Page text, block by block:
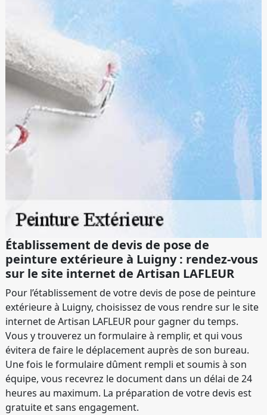
Établissement de devis de pose de
peinture extérieure à Luigny : rendez-vous
sur le site internet de Artisan LAFLEUR
Pour l’établissement de votre devis de pose de peinture
extérieure à Luigny, choisissez de vous rendre sur le site
internet de Artisan LAFLEUR pour gagner du temps.
Vous y trouverez un formulaire à remplir, et qui vous
évitera de faire le déplacement auprès de son bureau.
Une fois le formulaire dûment rempli et soumis à son
équipe, vous recevrez le document dans un délai de 24
heures au maximum. La préparation de votre devis est
gratuite et sans engagement.